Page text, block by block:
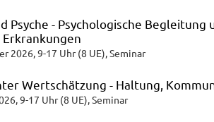
Psyche - Psychologische
2026, 9-17 Uhr (8 UE), Seminar
Wertschätzung - Haltung,
9-17 Uhr (8 UE), Seminar